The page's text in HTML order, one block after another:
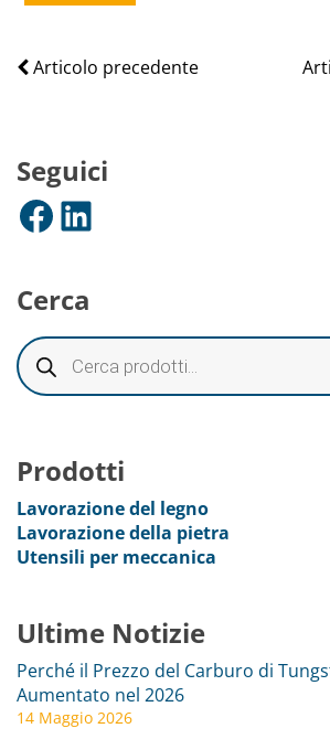
Articolo precedente
Seguici
Facebook LinkedIn
Cerca
Prodotti
Lavorazione del legno
Lavorazione della pietra
Utensili per meccanica
Ultime Notizie
Perché il Prezzo del Carburo di
Aumentato nel 2026
14 Maggio 2026